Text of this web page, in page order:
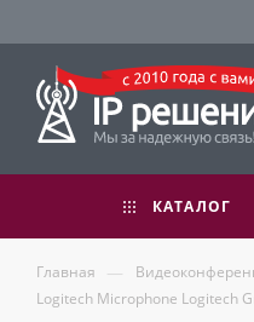
КАТАЛОГ
Главная —
Logitech Microphone Logitech